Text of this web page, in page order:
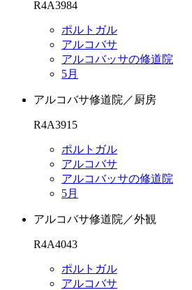
R4A3984
ポルトガル
アルコバサ
アルコバッサの修道院
5月
アルコバサ修道院／厨房
R4A3915
ポルトガル
アルコバサ
アルコバッサの修道院
5月
アルコバサ修道院／外観
R4A4043
ポルトガル
アルコバサ